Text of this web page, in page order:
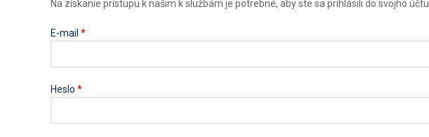
Na získanie prístupu k našim k službám je potrebné, aby ste sa prihlásili do svojho účtu.
E-mail *
Heslo *